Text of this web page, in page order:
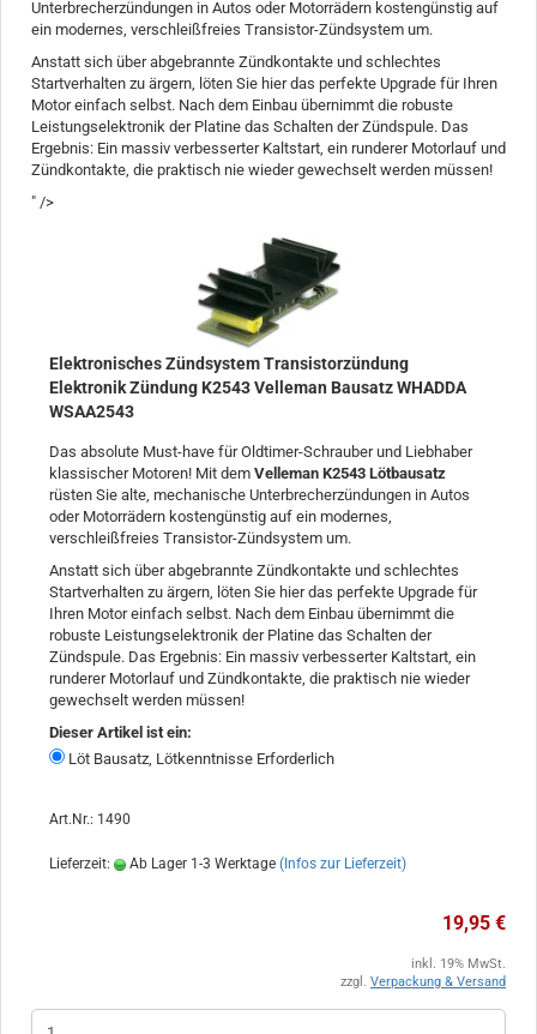
Unterbrecherzündungen in Autos oder Motorrädern kostengünstig auf
ein modernes, verschleißfreies Transistor-Zündsystem um.
Anstatt sich über abgebrannte Zündkontakte und schlechtes
Startverhalten zu ärgern, löten Sie hier das perfekte Upgrade für Ihren
Motor einfach selbst. Nach dem Einbau übernimmt die robuste
Leistungselektronik der Platine das Schalten der Zündspule. Das
Ergebnis: Ein massiv verbesserter Kaltstart, ein runderer Motorlauf und
Zündkontakte, die praktisch nie wieder gewechselt werden müssen!
" />
Elektronisches Zündsystem Transistorzündung
Elektronik Zündung K2543 Velleman Bausatz WHADDA
WSAA2543
Das absolute Must-have für Oldtimer-Schrauber und Liebhaber
klassischer Motoren! Mit dem Velleman K2543 Lötbausatz
rüsten Sie alte, mechanische Unterbrecherzündungen in Autos
oder Motorrädern kostengünstig auf ein modernes,
verschleißfreies Transistor-Zündsystem um.
Anstatt sich über abgebrannte Zündkontakte und schlechtes
Startverhalten zu ärgern, löten Sie hier das perfekte Upgrade für
Ihren Motor einfach selbst. Nach dem Einbau übernimmt die
robuste Leistungselektronik der Platine das Schalten der
Zündspule. Das Ergebnis: Ein massiv verbesserter Kaltstart, ein
runderer Motorlauf und Zündkontakte, die praktisch nie wieder
gewechselt werden müssen!
Dieser Artikel ist ein:
Löt Bausatz, Lötkenntnisse Erforderlich
Art.Nr.: 1490
Lieferzeit: Ab Lager 1-3 Werktage (Infos zur Lieferzeit)
19,95 €
inkl. 19% MwSt.
zzgl. Verpackung & Versand